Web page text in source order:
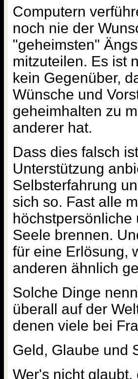
Computern
noch nie der
"geheimsten"
mitzuteilen. Es ist
kein Gegenüber,
Wünsche und
geheimhalten zu
anderer hat.
Dass dies falsch
Unterstützung
Selbsterfahrung
sich so. Fast alle
Seele brennen.
für eine Erlösung,
anderen ähnlich
Solche Dinge
überall auf der
denen viele bei
Geld, Glaube und
Wer's nicht